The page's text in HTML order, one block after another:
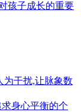
孩子成长的重要
为干扰,让脉象数
身心平衡的个